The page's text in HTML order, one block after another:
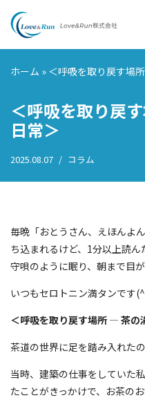
コ
テ
ツ
へ
ス
キ
ホーム » ＜呼吸を取り戻す場
＜呼吸を取り戻
日常＞
2025.08.07 コラム
毎晩「おとうさん、えほんよ
ち込まれるけど、1分以上読
守唄のように眠り、朝まで目が
いつもセロトニン満タンです
＜呼吸を取り戻す場所 ― 茶の
茶道の世界に足を踏み入れた
当時、建築の仕事をしていた
たことがきっかけで、お茶の